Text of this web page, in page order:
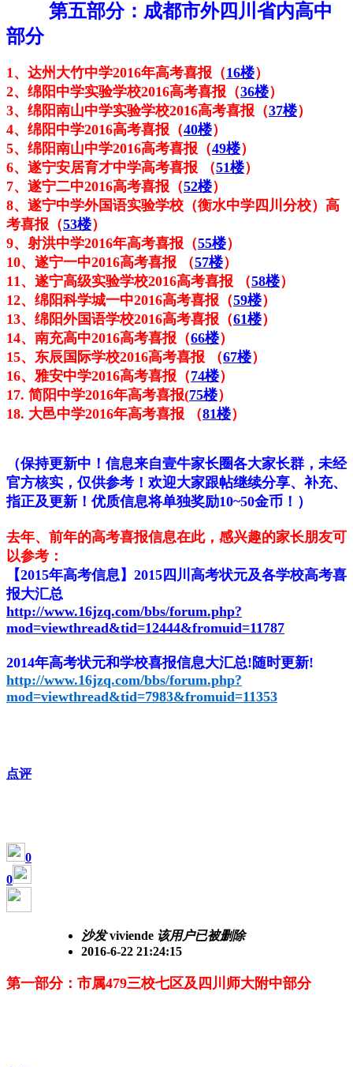
第五部分：成都市外四川省内高中
部分
1、达州大竹中学2016年高考喜报（16楼）
2、 绵阳中学实验学校2016高考喜报（36楼）
3、绵阳南山中学实验学校2016高考喜报（37楼）
4、绵阳中学2016高考喜报（40楼）
5、 绵阳南山中学2016高考喜报（49楼）
6、遂宁安居育才中学高考喜报 （51楼）
7、 遂宁二中2016高考喜报（52楼）
8、遂宁中学外国语实验学校（衡水中学四川分校）高
考喜报（53楼）
9、 射洪中学2016年高考喜报（55楼）
10、遂宁一中2016高考喜报 （57楼）
11、 遂宁高级实验学校2016高考喜报 （58楼）
12、绵阳科学城一中2016高考喜报（59楼）
13、绵阳外国语学校2016高考喜报（61楼）
14、南充高中2016高考喜报（66楼）
15、东辰 国际学校2016高考喜报 （67楼）
16、雅安中学2016高考喜报（74楼）
17. 简阳中学2016年高考喜报(75楼）
18. 大邑中学2016年高考喜报 （81楼）
（保持更新中！信息来自壹牛家长圈各大家长群，未经
官方核实，仅供参考！欢迎大家跟帖继续分享、补充、
指正及更新！优质信息将单独奖励10~50金币 ！）
去年、前年的高考喜报信息在此，感兴趣的家长朋友可
以参考：
【2015年高考信息】2015四川高考状元及各学校高考喜
报大汇总
http://www.16jzq.com/bbs/forum.php?
mod=viewthread&tid=12444&fromuid=11787
2014年高考状元和学校喜报信息大汇总!随时更新!
http://www.16jzq.com/bbs/forum.php?
mod=viewthread&tid=7983&fromuid=11353
点评
0
0
沙发 viviende 该用户已被删除
2016-6-22 21:24:15
第一部分：市属479三校七区及四川师大附中部分